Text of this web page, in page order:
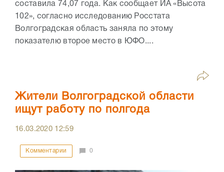
составила 74,07 года. Как сообщает ИА «Высота
102», согласно исследованию Росстата
Волгоградская область заняла по этому
показателю второе место в ЮФО....
Жители Волгоградской области
ищут работу по полгода
16.03.2020 12:59
Комментарии 0